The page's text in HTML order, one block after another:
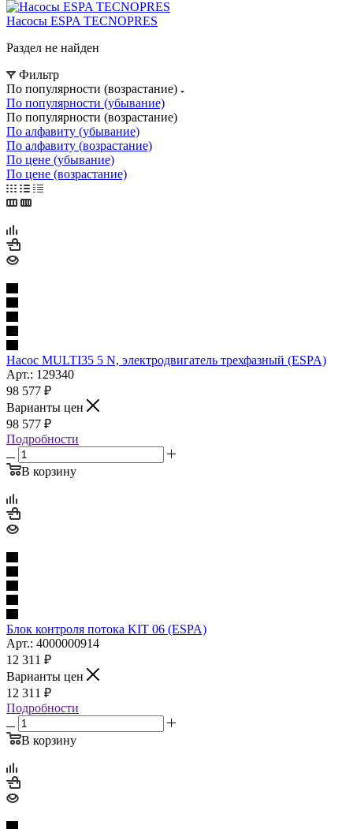
Насосы ESPA TECNOPRES
Раздел не найден
Фильтр
По популярности (возрастание)
По популярности (убывание)
По популярности (возрастание)
По алфавиту (убывание)
По алфавиту (возрастание)
По цене (убывание)
По цене (возрастание)
Насос MULTI35 5 N, электродвигатель трехфазный (ESPA)
Арт.: 129340
98 577 ₽
Варианты цен
98 577 ₽
Подробности
В корзину
Блок контроля потока KIT 06 (ESPA)
Арт.: 4000000914
12 311 ₽
Варианты цен
12 311 ₽
Подробности
В корзину